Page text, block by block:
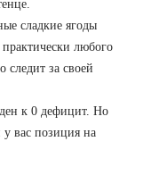
сладкие ягоды
любого
следит за своей
к 0 дефицит. Но
вас позиция на